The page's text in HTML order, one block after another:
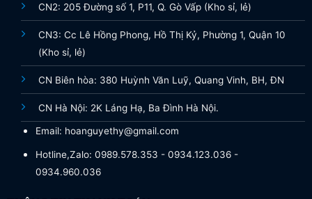
CN2: 205 Đường số 1, P11, Q. Gò Vấp (Kho sỉ, lẻ)
CN3: Cc Lê Hồng Phong, Hồ Thị Kỷ, Phường 1, Quận 10
(Kho sỉ, lẻ)
CN Biên hòa: 380 Huỳnh Văn Luỹ, Quang Vinh, BH, ĐN
CN Hà Nội: 2K Láng Hạ, Ba Đình Hà Nội.
Email: hoanguyethy@gmail.com
Hotline,Zalo: 0989.578.353 - 0934.123.036 -
0934.960.036